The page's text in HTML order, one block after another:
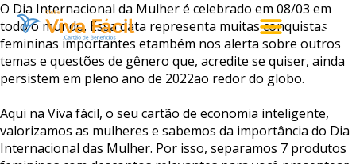
O Dia Internacional da Mulher é celebrado em 08/03 em
todo o mundo. Essadata representa muitas conquistas
femininas importantes etambém nos alerta sobre outros
temas e questões de gênero que, acredite se quiser, ainda
persistem em pleno ano de 2022ao redordo globo.
Aqui na Viva fácil, o seu cartão de economia inteligente,
valorizamos as mulheres e sabemos da importância do Dia
Internacional das Mulher. Por isso, separamos 7 produtos